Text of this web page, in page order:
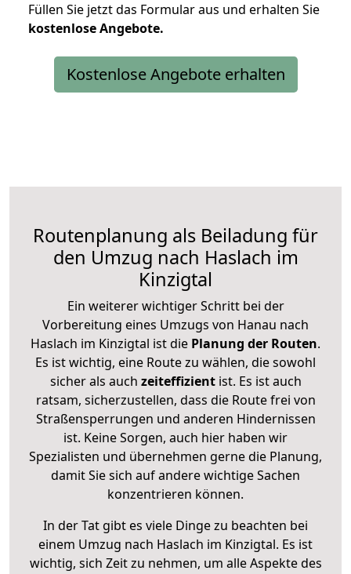
Füllen Sie jetzt das Formular aus und erhalten Sie
kostenloseAngebote.
Kostenlose Angebote erhalten
Routenplanung als Beiladung für
den Umzug nach Haslach im
Kinzigtal
Ein weiterer wichtiger Schritt bei der
Vorbereitung eines Umzugs von Hanau nach
Haslach im Kinzigtal ist die Planung der Routen.
Es ist wichtig, eine Route zu wählen, die sowohl
sicher als auch zeiteffizientist. Es ist auch
ratsam, sicherzustellen, dass die Route frei von
Straßensperrungen und anderen Hindernissen
ist. Keine Sorgen, auch hier haben wir
Spezialisten und übernehmen gerne die Planung,
damit Sie sich auf andere wichtige Sachen
konzentrieren können.
In der Tat gibt es viele Dinge zu beachten bei
einem Umzug nach Haslach im Kinzigtal. Es ist
wichtig, sich Zeit zu nehmen, um alle Aspekte des